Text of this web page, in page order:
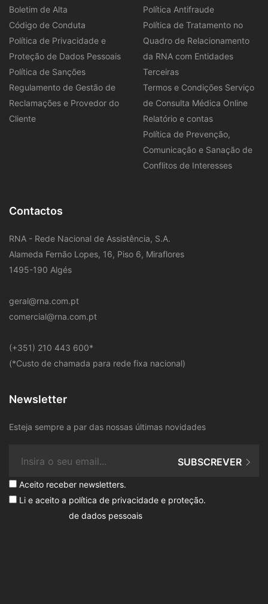
Boletim de Alta
Código de Conduta
Política de Privacidade e
Proteção de Dados Pessoais
Política de Sanções
Regulamento de Gestão de
Reclamações e Provedor do
Cliente
Política Antifraude
Política de Tratamento no
Quadro de Relacionamento
da RNA com Entidades
Terceiras
Termos e Condições Serviço
de Consulta Médica Online
Relatório e contas
Política de Prevenção,
Comunicação e Sanação de
Conflitos de Interesses
Contactos
RNA - Rede Nacional de Assistência, S.A.
Alameda Fernão Lopes, 16, Piso 6, Miraflores
1495-190 Algés
geral@rna.com.pt
comercial@rna.com.pt
​(+351) 210 443 600*
(*Custo de chamada para rede fixa nacional)
Newsletter
Esteja sempre a par das nossas últimas novidades
Aceito receber newsletters.
Li e aceito a política de privacidade e proteção
de dados pessoais
.
SUBSCREVER